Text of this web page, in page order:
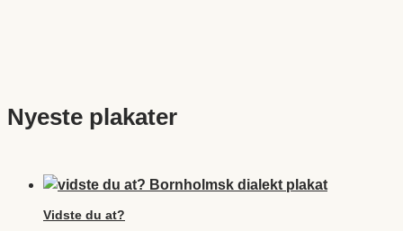
Nyeste plakater
Vidste du at?